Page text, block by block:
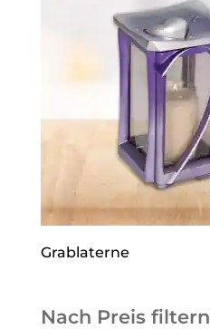
Grablaterne
Nach Preis filtern